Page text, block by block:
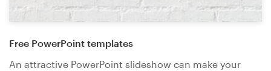
Free PowerPoint templates
An attractive PowerPoint slideshow can make your